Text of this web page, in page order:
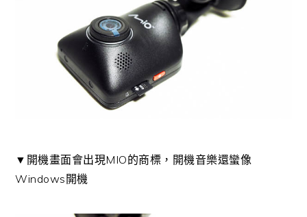
▼開機畫面會出現MIO的商標，開機音樂還蠻像
Windows開機